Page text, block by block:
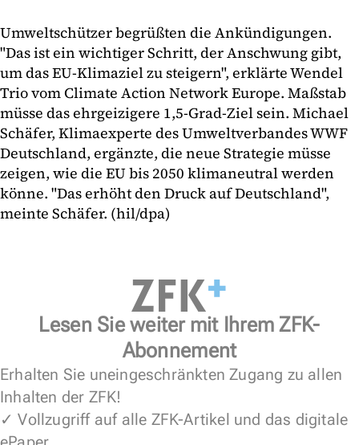
Umweltschützer begrüßten die Ankündigungen.
"Das ist ein wichtiger Schritt, der Anschwung gibt,
um das EU-Klimaziel zu steigern", erklärte Wendel
Trio vom Climate Action Network Europe. Maßstab
müsse das ehrgeizigere 1,5-Grad-Ziel sein. Michael
Schäfer, Klimaexperte des Umweltverbandes WWF
Deutschland, ergänzte, die neue Strategie müsse
zeigen, wie die EU bis 2050 klimaneutral werden
könne. "Das erhöht den Druck auf Deutschland",
meinte Schäfer. (hil/dpa)
Lesen Sie weiter mit Ihrem ZFK-
Abonnement
Erhalten Sie uneingeschränkten Zugang zu allen
Inhalten der ZFK!
✓ Vollzugriff auf alle ZFK-Artikel und das digitale